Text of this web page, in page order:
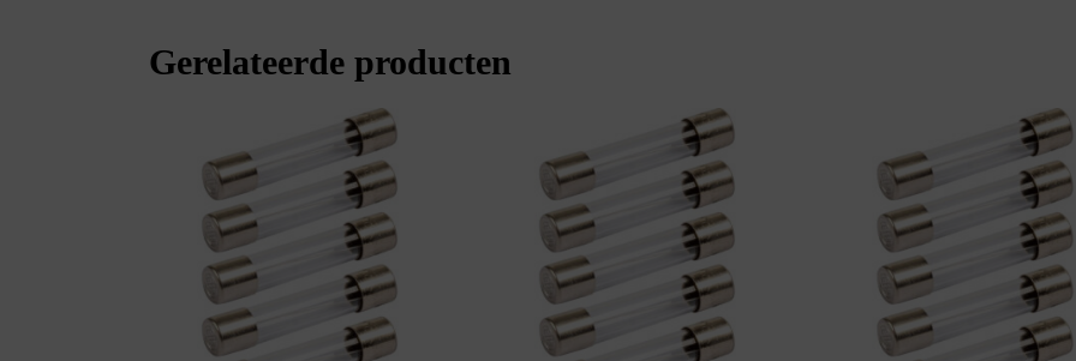
Gerelateerde producten